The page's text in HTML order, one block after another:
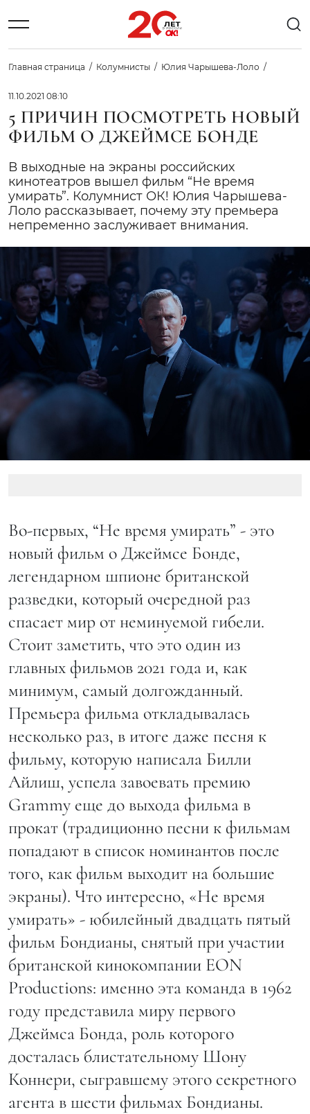
Главная страница Колумнисты Юлия Чарышева-Лоло
11.10.2021 08:10
5 ПРИЧИН ПОСМОТРЕТЬ НОВЫЙ
ФИЛЬМ О ДЖЕЙМСЕ БОНДЕ
В выходные на экраны российских
кинотеатров вышел фильм “Не время
умирать”. Колумнист ОК! Юлия Чарышева-
Лоло рассказывает, почему эту премьера
непременно заслуживает внимания.
Во-первых, “Не время умирать” - это
новый фильм о Джеймсе Бонде,
легендарном шпионе британской
разведки, который очередной раз
спасает мир от неминуемой гибели.
Стоит заметить, что это один из
главных фильмов 2021 года и, как
минимум, самый долгожданный.
Премьера фильма откладывалась
несколько раз, в итоге даже песня к
фильму, которую написала Билли
Айлиш, успела завоевать премию
Grammy еще до выхода фильма в
прокат (традиционно песни к фильмам
попадают в список номинантов после
того, как фильм выходит на большие
экраны). Что интересно, «Не время
умирать» - юбилейный двадцать пятый
фильм Бондианы, снятый при участии
британской кинокомпании EON
Productions: именно эта команда в 1962
году представила миру первого
Джеймса Бонда, роль которого
досталась блистательному Шону
Коннери, сыгравшему этого секретного
агента в шести фильмах Бондианы.